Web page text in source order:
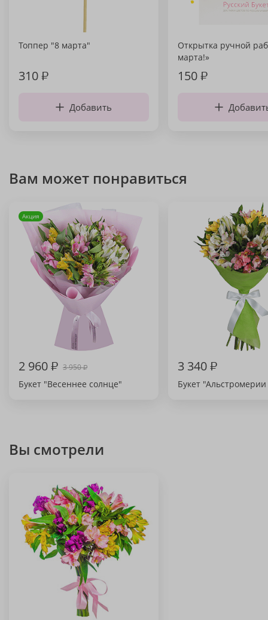
Топпер "8 марта"
310₽
Добавить
Открытка ручной
марта!»
150₽
Вам может понравиться
Акция
2 960₽ 3 950₽
Букет "Весеннее солнце"
3 340₽
Букет
Вы смотрели